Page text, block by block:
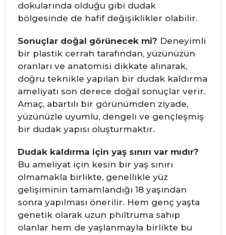
dokularında olduğu gibi dudak
bölgesinde de hafif değişiklikler olabilir.
Sonuçlar doğal görünecek mi? Deneyimli
bir plastik cerrah tarafından, yüzünüzün
oranları ve anatomisi dikkate alınarak,
doğru teknikle yapılan bir dudak kaldırma
ameliyatı son derece doğal sonuçlar verir.
Amaç, abartılı bir görünümden ziyade,
yüzünüzle uyumlu, dengeli ve gençleşmiş
bir dudak yapısı oluşturmaktır.
Dudak kaldırma için yaş sınırı var mıdır?
Bu ameliyat için kesin bir yaş sınırı
olmamakla birlikte, genellikle yüz
gelişiminin tamamlandığı 18 yaşından
sonra yapılması önerilir. Hem genç yaşta
genetik olarak uzun philtruma sahip
olanlar hem de yaşlanmayla birlikte bu